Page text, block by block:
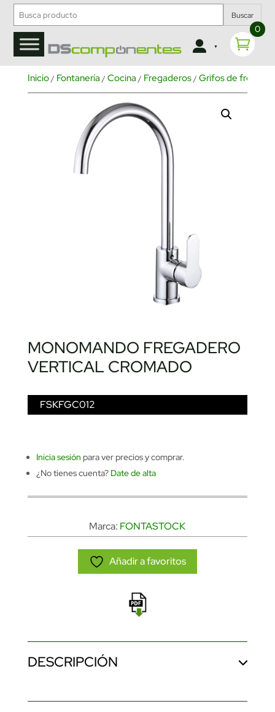
Buscar
0
Inicio/ Fontanería / Cocina / Fregaderos/ Grifos de
MONOMANDO FREGADERO
VERTICAL CROMADO
FSKFGC012
Inicia sesión para ver precios y comprar.
¿No tienes cuenta? Date de alta
Marca: FONTASTOCK
Añadir a favoritos
DESCRIPCIÓN